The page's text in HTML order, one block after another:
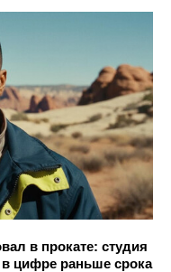
в прокате: студия
цифре раньше срока